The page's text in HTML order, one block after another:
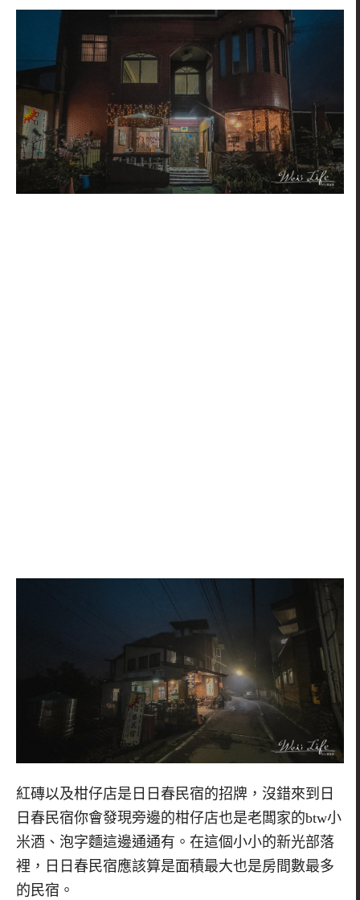
紅磚以及柑仔店是日日春民宿的招牌，沒錯來到日
日春民宿你會發現旁邊的柑仔店也是老闆家的btw小
米酒、泡字麵這邊通通有。在這個小小的新光部落
裡，日日春民宿應該算是面積最大也是房間數最多
的民宿。